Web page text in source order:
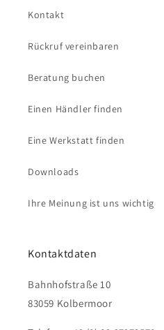
Kontakt
Rückruf vereinbaren
Beratung buchen
Einen Händler finden
Eine Werkstatt finden
Downloads
Ihre Meinung ist uns wichtig
Kontaktdaten
Bahnhofstraße 10
83059 Kolbermoor